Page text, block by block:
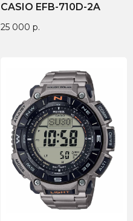
CASIO EFB-710D-2A
25 000 р.